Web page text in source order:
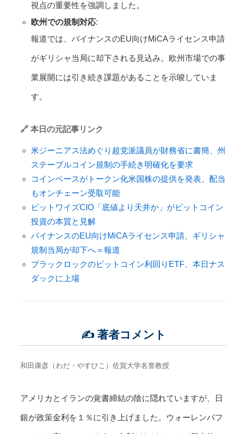
視点の重要性を強調しました。
欧州での規制対応:
報道では、バイナンスのEU向けMiCAライセンス申請
がギリシャ当局に却下される見込み。欧州市場での事
業展開には引き続き課題があることを示唆していま
す。
🔗 本日の元記事リンク
米ジーニアス法めぐり超党派議員が財務省に書簡、州
ステーブルコイン規制の手続き明確化を要求
コインベースがトークン化米国株の提供を発表、配当
もオンチェーン受取可能
ビットワイズCIO「底値より天井か」がビットコイン
投資の本質と見解
バイナンスのEU向けMiCAライセンス申請、ギリシャ
規制当局が却下へ＝報道
ブラックロックのビットコイン利回りETF、本日ナス
ダックに上場
✍️ 著者コメント
和田康彦（わだ・やすひこ）佐賀大学名誉教授
アメリカとイランの覚書締結の陰に隠れていますが、日
銀が政策金利を１％に引き上げました。ウォーレンバフ